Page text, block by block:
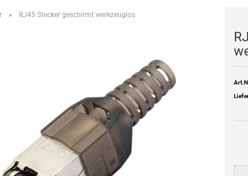
» RJ45 Stecker geschirmt werkzeuglos